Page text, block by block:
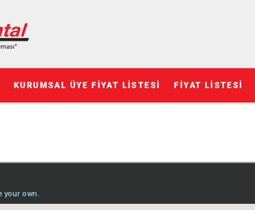
KURUMSAL ÜYE FIYAT LISTESI FIYAT LISTESI